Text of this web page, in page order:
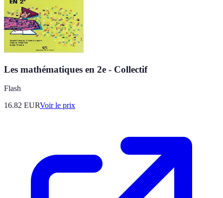
Les mathématiques en 2e - Collectif
Flash
16.82 EURVoir le prix